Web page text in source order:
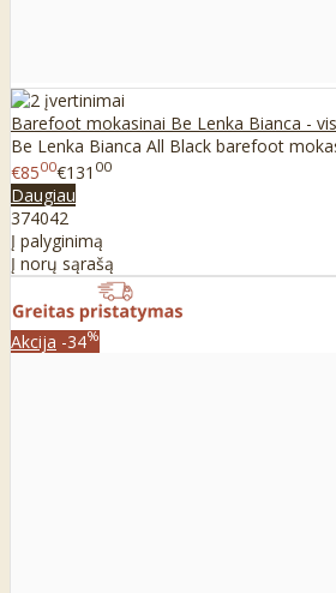
Barefoot mokasinai Be Lenka Bianca -
Be Lenka Bianca All Black barefoot
€8500€131 00
Daugiau
374042
Į palyginimą
Į norų sąrašą
Akcija -34%